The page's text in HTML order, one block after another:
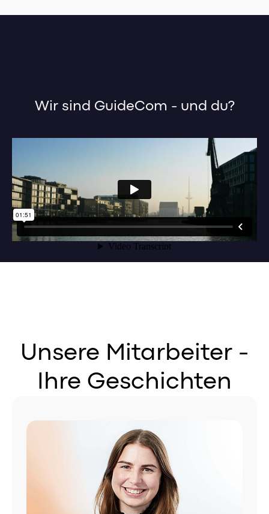
Wir sind GuideCom - und du?
Unsere Mitarbeiter -
Ihre Geschichten